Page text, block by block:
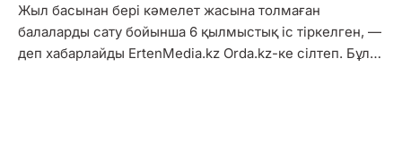
Жыл басынан бері кәмелет жасына толмаған
балаларды сату бойынша 6 қылмыстық іс тіркелген, —
деп хабарлайды ErtenMedia.kz Orda.kz-ке сілтеп. Бұл…